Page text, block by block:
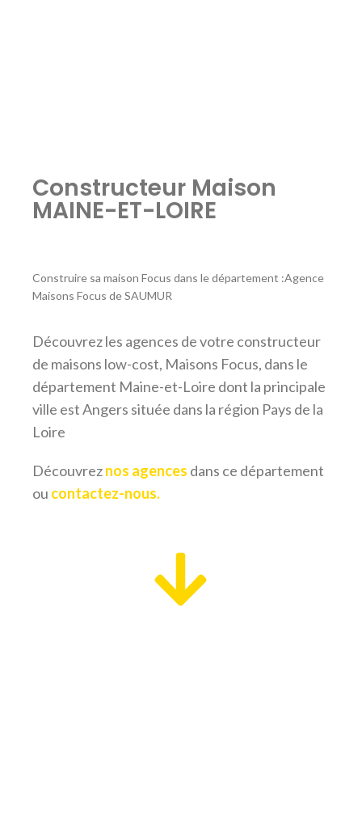
Constructeur Maison
MAINE-ET-LOIRE
Construire sa maison Focus dans le département :Agence
Maisons Focus de SAUMUR
Découvrez les agences de votre constructeur
de maisons low-cost, Maisons Focus, dans le
département Maine-et-Loire dont la principale
ville est Angers située dans la région Pays de la
Loire
Découvreznos agences dans ce département
ou contactez-nous.